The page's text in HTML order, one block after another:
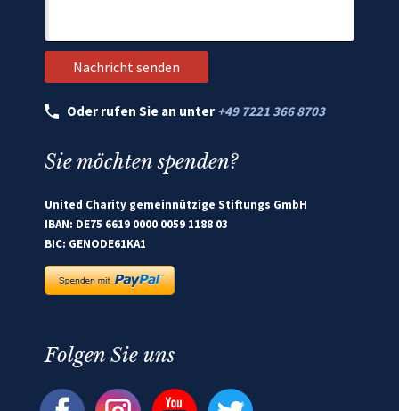
Oder rufen Sie an unter +49 7221 366 8703
Sie möchten spenden?
United Charity gemeinnützige Stiftungs GmbH
IBAN: DE75 6619 0000 0059 1188 03
BIC: GENODE61KA1
Folgen Sie uns